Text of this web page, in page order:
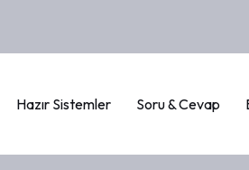
Hazır Sistemler Soru & Cevap